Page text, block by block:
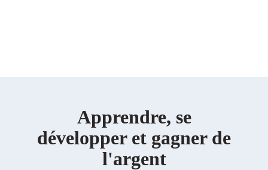
Apprendre, se
développer et gagner de
l'argent